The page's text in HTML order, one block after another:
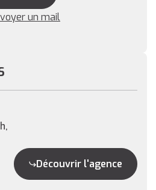
un mail
Découvrir l'agence